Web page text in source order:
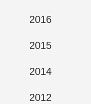
2016
2015
2014
2012